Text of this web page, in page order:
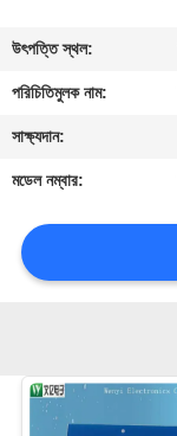
যোগাযোগ
করুন
উদ্ধৃতির
জন্য
আবেদন
সাইট
ম্যাপ
উৎপত্তি স্থল:
পরিচিতিমুলক নাম:
সাক্ষ্যদান:
মডেল নম্বার: